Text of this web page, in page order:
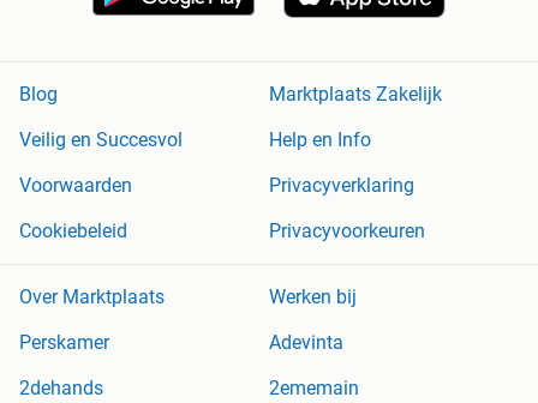
Blog
Marktplaats Zakelijk
Veilig en Succesvol
Help en Info
Voorwaarden
Privacyverklaring
Cookiebeleid
Privacyvoorkeuren
Over Marktplaats
Werken bij
Perskamer
Adevinta
2dehands
2ememain